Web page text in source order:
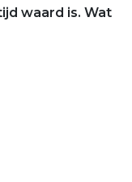
waard is. Wat